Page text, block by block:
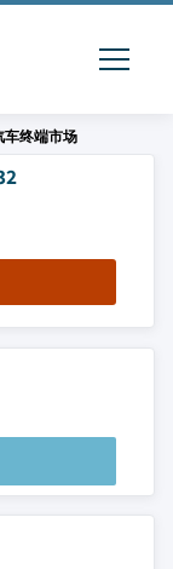
车终端市场